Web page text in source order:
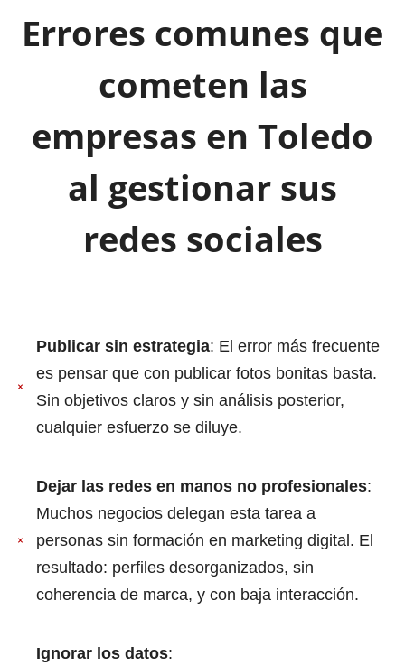
Errores comunes que
cometen las
empresas en Toledo
al gestionar sus
redes sociales
Publicar sin estrategia: El error más frecuente
es pensar que con publicar fotos bonitas basta.
Sin objetivos claros y sin análisis posterior,
cualquier esfuerzo se diluye.
Dejar las redes en manos no profesionales:
Muchos negocios delegan esta tarea a
personas sin formación en marketing digital. El
resultado: perfiles desorganizados, sin
coherencia de marca, y con baja interacción.
Ignorar los datos: